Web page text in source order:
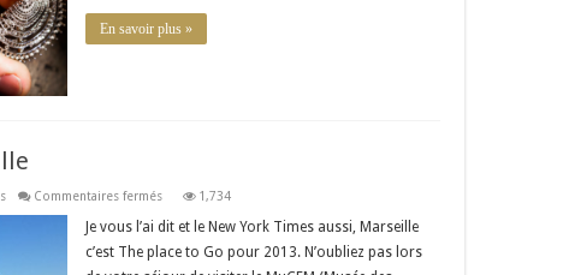
En savoir plus »
Commentaires ferméssur
MuCEM,
de
1,734
Je vous l’ai dit et le New York Times aussi, Marseille
c’est The place to Go pour 2013. N’oubliez pas lors